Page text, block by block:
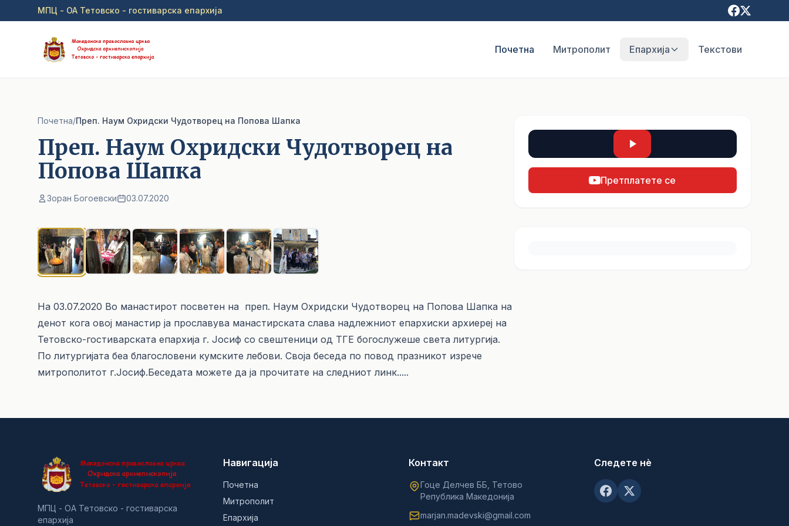
Прејди на главна содржина
МПЦ - ОА Тетовско - гостиварска епархија
Почетна Митрополит Епархија Текстови
Почетна/Преп. Наум Охридски Чудотворец на Попова Шапка
Преп. Наум Охридски Чудотворец на
Попова Шапка
Зоран Богоевски 03.07.2020
На 03.07.2020 Во манастирот посветен на преп. Наум Охридски Чудотворец на Попова Шапка на
денот кога овој манастир ја прославува манастирската слава надлежниот епархиски архиереј на
Тетовско-гостиварската епархија г. Јосиф со свештеници од ТГЕ богослужеше света литургија.
По литургијата беа благословени кумските лебови. Своја беседа по повод празникот изрече
митрополитот г.Јосиф.Беседата можете да ја прочитате на следниотлинк.....
Претплатете се
МПЦ - ОА Тетовско - гостиварска
епархија
Навигација
Почетна
Митрополит
Епархија
Контакт
Гоце Делчев ББ, Тетово
Република Македонија
marjan.madevski@gmail.com
Следете нè